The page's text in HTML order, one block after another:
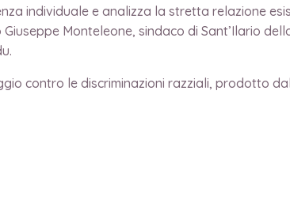
individuale e analizza la stretta relazione
Monteleone, sindaco di Sant’Ilario
contro le discriminazioni razziali, prodotto